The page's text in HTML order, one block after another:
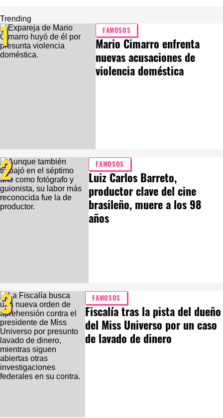
Trending
1 FAMOSOS
Mario Cimarro enfrenta
nuevas acusaciones de
violencia doméstica
2 FAMOSOS
Luiz Carlos Barreto,
productor clave del cine
brasileño, muere a los 98
años
3 FAMOSOS
Fiscalía tras la pista del dueño
del Miss Universo por un caso
de lavado de dinero